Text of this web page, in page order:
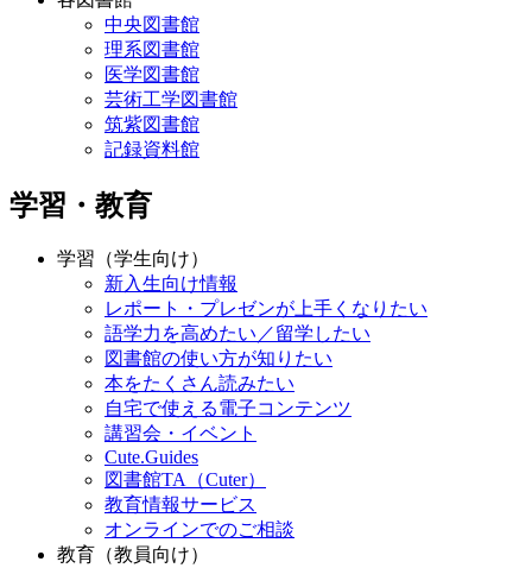
中央図書館
理系図書館
医学図書館
芸術工学図書館
筑紫図書館
記録資料館
学習・教育
学習（学生向け）
新入生向け情報
レポート・プレゼンが上手くなりたい
語学力を高めたい／留学したい
図書館の使い方が知りたい
本をたくさん読みたい
自宅で使える電子コンテンツ
講習会・イベント
Cute.Guides
図書館TA（Cuter）
教育情報サービス
オンラインでのご相談
教育（教員向け）